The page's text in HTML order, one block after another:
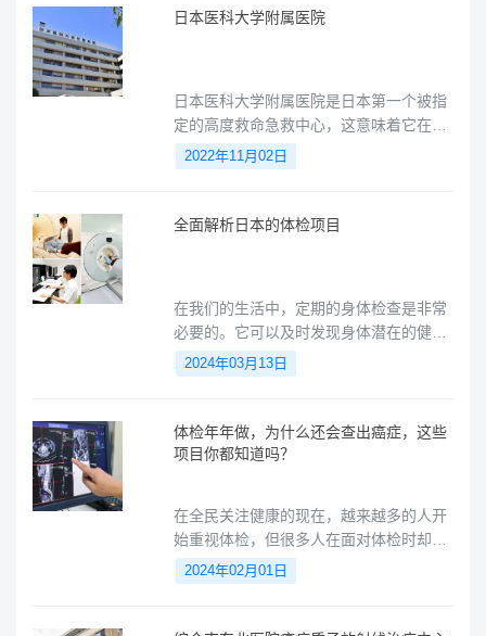
识也更加深入人心，因此有许多人在体检
害怕！小愈为您全面解读什么是肺结节。
日本医科大学附属医院
日本医科大学附属医院是日本第一个被指
定的高度救命急救中心，这意味着它在急
救医学方面拥有国家级的水平和能力。
2022年11月02日
全面解析日本的体检项目
在我们的生活中，定期的身体检查是非常
必要的。它可以及时发现身体潜在的健康
问题，并在早期阶段就加以干预，从而提
高治疗效果和患者的生活质量。同时，定
惯，保持身体健康。今天我将带大家了解
一种深受日本人民喜爱的体检项目，这种
来了解一下这些神奇的日本体检项目吧！
2024年03月13日
体检年年做，为什么还会查出癌症，这些
项目你都知道吗？
在全民关注健康的现在，越来越多的人开
始重视体检，但很多人在面对体检时却一
头雾水，不知道该从何下手，今天小愈专
家就带大家一起来了解一下哪些情况需要
2024年02月01日